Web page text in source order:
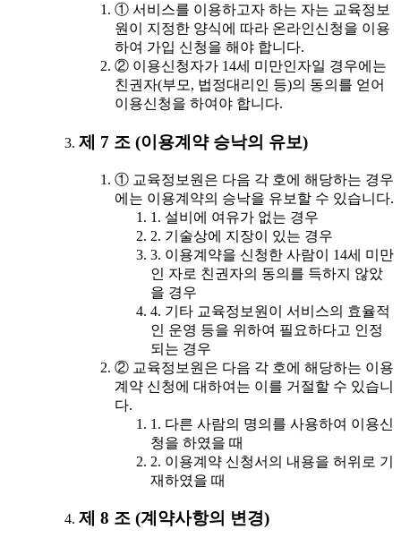
① 서비스를 이용하고자 하는 자는 교육정보
원이 지정한 양식에 따라 온라인신청을 이용
하여 가입 신청을 해야 합니다.
② 이용신청자가 14세 미만인자일 경우에는
친권자(부모, 법정대리인 등)의 동의를 얻어
이용신청을 하여야 합니다.
제 7 조 (이용계약 승낙의 유보)
① 교육정보원은 다음 각 호에 해당하는 경우
에는 이용계약의 승낙을 유보할 수 있습니다.
1. 설비에 여유가 없는 경우
2. 기술상에 지장이 있는 경우
3. 이용계약을 신청한 사람이 14세 미만
인 자로 친권자의 동의를 득하지 않았
을 경우
4. 기타 교육정보원이 서비스의 효율적
인 운영 등을 위하여 필요하다고 인정
되는 경우
② 교육정보원은 다음 각 호에 해당하는 이용
계약 신청에 대하여는 이를 거절할 수 있습니
다.
1. 다른 사람의 명의를 사용하여 이용신
청을 하였을 때
2. 이용계약 신청서의 내용을 허위로 기
재하였을 때
제 8 조 (계약사항의 변경)